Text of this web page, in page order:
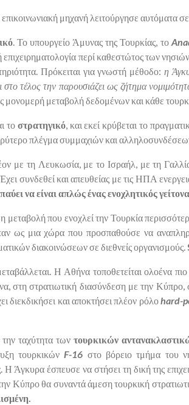
μηχανή λειτούργησε αυτόματα
. Το υπουργείο Άμυνας της Τουρκίας, το
περί καθεστώτος των
Πρόκειται για γνωστή μέθοδο: η
στο τέλος την παρουσιάζει ως ζήτημα
μονομερή μεταβολή δεδομένων και κάθε
το στρατηγικό, και εκεί κρύβεται το
πλέγμα συμμαχιών και
με τη Λευκωσία, με το Ισραήλ, με τη
συνδεθεί και απευθείας με τις ΗΠΑ
να είναι απλώς ένας ενοχλητικός
που ενοχλεί την Τουρκία
ως μια χώρα που προσπαθούσε να
διακοινώσεων σε διεθνείς οργανισμούς.
Η Αθήνα τοποθετείται ολοένα πιο
στη στρατιωτική διασύνδεση με την
διεκδικήσει και αποκτήσει πλέον ρόλοhard-
ταχύτητα των τουρκικών
τουρκικώνF-16 στο βόρειο τμήμα του
Άγκυρα έσπευσε να στήσει τη δική της
Κύπρο θα συναντά άμεση τουρκική